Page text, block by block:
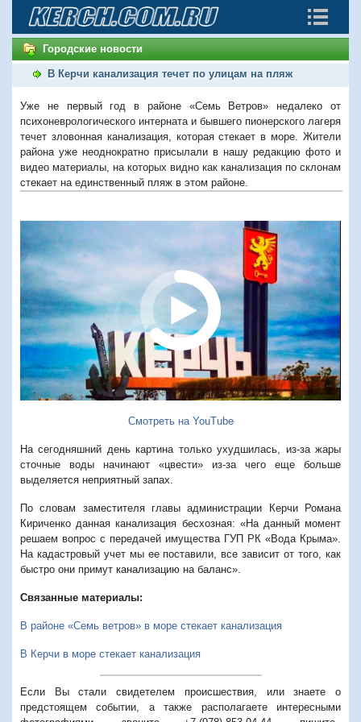
Городские новости
В Керчи канализация течет по улицам на пляж
Уже не первый год в районе «Семь Ветров» недалеко от
психоневрологического интерната и бывшего пионерского лагеря
течет зловонная канализация, которая стекает в море. Жители
района уже неоднократно присылали в нашу редакцию фото и
видео материалы, на которых видно как канализация по склонам
стекает на единственный пляж в этом районе.
Смотреть на YouTube
На сегодняшний день картина только ухудшилась, из-за жары
сточные воды начинают «цвести» из-за чего еще больше
выделяется неприятный запах.
По словам заместителя главы администрации Керчи Романа
Кириченко данная канализация бесхозная: «На данный момент
решаем вопрос с передачей имущества ГУП РК «Вода Крыма».
На кадастровый учет мы ее поставили, все зависит от того, как
быстро они примут канализацию на баланс».
Связанные материалы:
В районе «Семь ветров» в море стекает канализация
В Керчи в море стекает канализация
Если Вы стали свидетелем происшествия, или знаете о
предстоящем событии, а также располагаете интересными